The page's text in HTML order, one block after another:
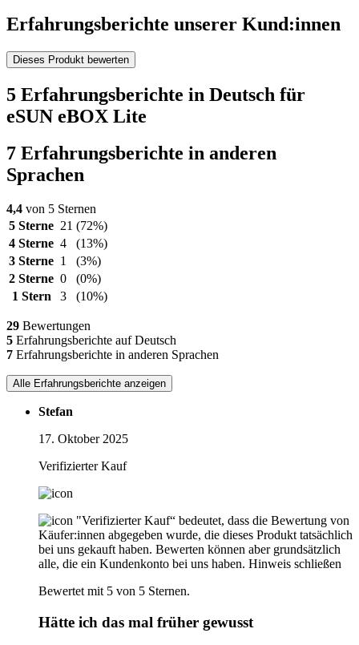
Erfahrungsberichte unserer Kund:innen
Dieses Produkt bewerten
5 Erfahrungsberichte in Deutsch für
eSUN eBOX Lite
7 Erfahrungsberichte in anderen
Sprachen
4,4 von 5 Sternen
5 Sterne 21 (72%)
4 Sterne 4
(13%)
3 Sterne 1
(3%)
2 Sterne 0
(0%)
1 Stern
3 (10%)
29 Bewertungen
5 Erfahrungsberichte auf Deutsch
7 Erfahrungsberichte in anderen Sprachen
Alle Erfahrungsberichte anzeigen
Stefan
17. Oktober 2025
Verifizierter Kauf
"Verifizierter Kauf“ bedeutet, dass die Bewertung von
Käufer:innen abgegeben wurde, die dieses Produkt tatsächlich
bei uns gekauft haben. Bewerten können aber grundsätzlich
alle, die ein Kundenkonto bei uns haben. Hinweis schließen
Bewertet mit 5 von 5 Sternen.
Hätte ich das mal früher gewusst